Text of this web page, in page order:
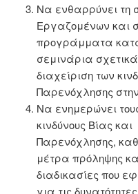
Να ενθαρρύνει τη
Εργαζομένων και
προγράμματα
σεμινάρια
διαχείριση των
Παρενόχλησης
Να ενημερώνει
κινδύνους Βίας και
Παρενόχλησης,
μέτρα πρόληψης
διαδικασίες που
για τις